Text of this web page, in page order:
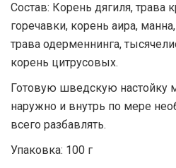
Состав: Корень дягиля, трава
горечавки, корень аира,
трава одерменнинга,
корень цитрусовых.
Готовую шведскую настойку
наружно и внутрь по мере
всего разбавлять.
Упаковка: 100 г